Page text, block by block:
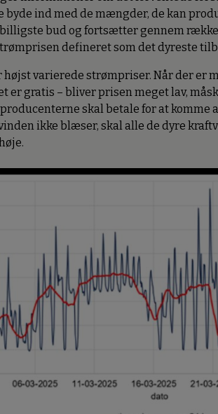
ind med de mængder, de kan
bud og fortsætter gennem
defineret som det dyreste
højst varierede strømpriser. Når der er
er gratis – bliver prisen meget lav,
skal betale for at komme
ikke blæser, skal alle de dyre